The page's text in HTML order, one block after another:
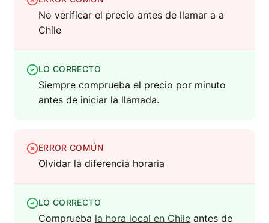
No verificar el precio antes de llamar a a
Chile
LO CORRECTO
Siempre comprueba el precio por minuto
antes de iniciar la llamada.
ERROR COMÚN
Olvidar la diferencia horaria
LO CORRECTO
Comprueba la hora local en Chile antes de